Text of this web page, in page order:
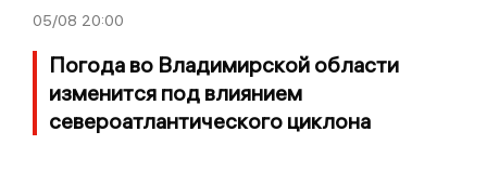
05/08 20:00
Погода во Владимирской области
изменится под влиянием
североатлантического циклона